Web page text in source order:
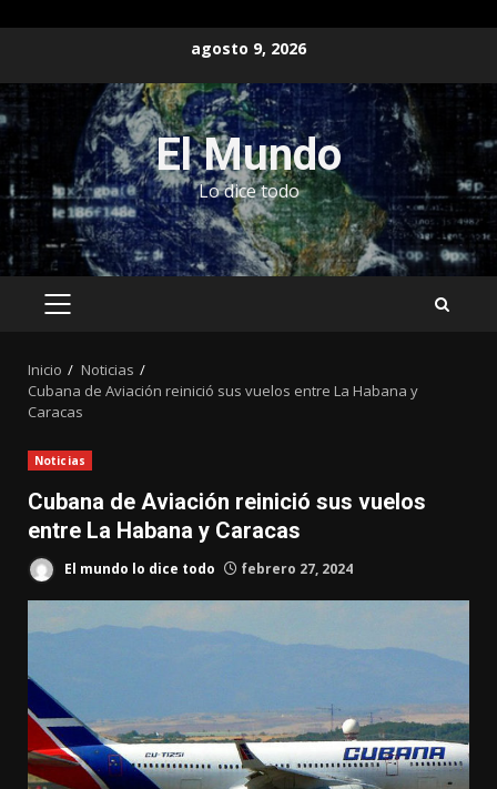
contenido
agosto 9, 2026
El Mundo
Lo dice todo
MENÚ
Inicio
Noticias
Cubana de Aviación reinició sus vuelos entre La Habana y
Caracas
Noticias
Cubana de Aviación reinició sus vuelos
entre La Habana y Caracas
El mundo lo dice todo febrero 27, 2024